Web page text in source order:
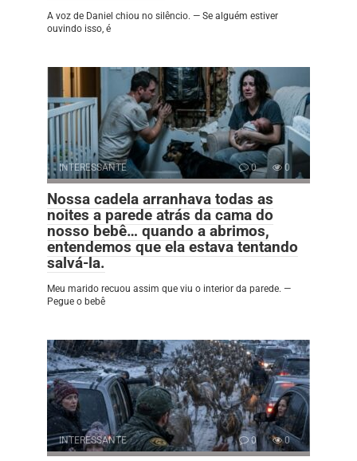
A voz de Daniel chiou no silêncio. — Se alguém estiver
ouvindo isso, é
INTERESSANTE 0 0
Nossa cadela arranhava todas as
noites a parede atrás da cama do
nosso bebê… quando a abrimos,
entendemos que ela estava tentando
salvá-la.
Meu marido recuou assim que viu o interior da parede. —
Pegue o bebê
INTERESSANTE 0 0